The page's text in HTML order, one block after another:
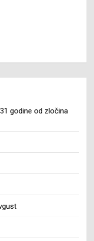
godine od zločina